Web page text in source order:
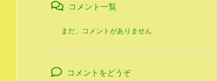
コメント一覧
まだ、コメントがありません
コメントをどうぞ